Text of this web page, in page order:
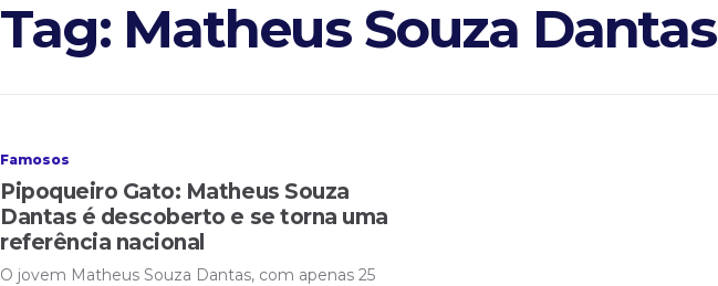
Tag: Matheus Souza Dantas
Famosos
Pipoqueiro Gato: Matheus Souza
Dantas é descoberto e se torna uma
referência nacional
O jovem Matheus Souza Dantas, com apenas 25